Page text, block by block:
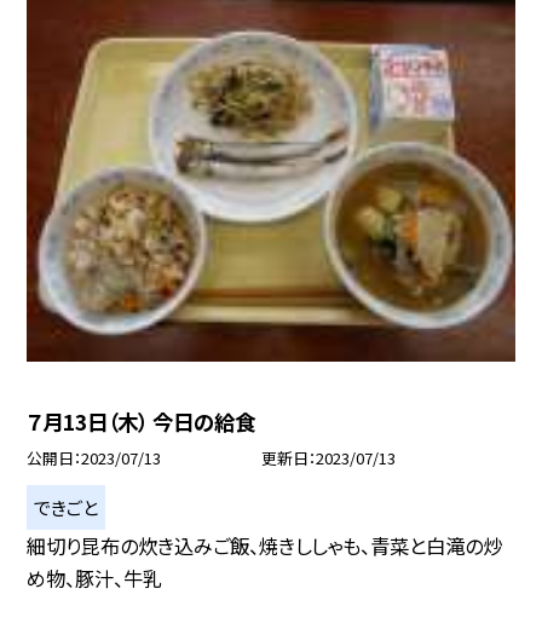
７月13日（木） 今日の給食
公開日 2023/07/13 更新日 2023/07/13
できごと
細切り昆布の炊き込みご飯、焼きししゃも、青菜と白滝の炒
め物、豚汁、牛乳